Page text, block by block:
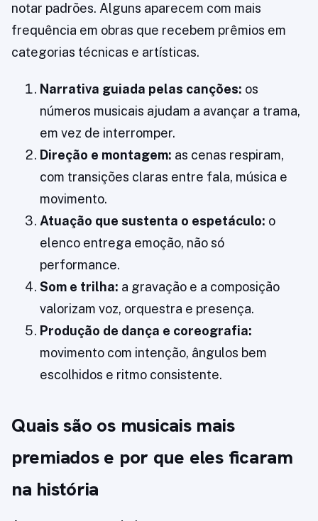
notar padrões. Alguns aparecem com mais
frequência em obras que recebem prêmios em
categorias técnicas e artísticas.
Narrativa guiada pelas canções: os
números musicais ajudam a avançar a trama,
em vez de interromper.
Direção e montagem: as cenas respiram,
com transições claras entre fala, música e
movimento.
Atuação que sustenta o espetáculo: o
elenco entrega emoção, não só
performance.
Som e trilha: a gravação e a composição
valorizam voz, orquestra e presença.
Produção de dança e coreografia:
movimento com intenção, ângulos bem
escolhidos e ritmo consistente.
Quais são os musicais mais
premiados e por que eles ficaram
na história